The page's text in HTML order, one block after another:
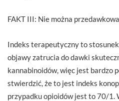
FAKT III: Nie można
Indeks terapeutyczny to
objawy zatrucia do dawki
kannabinoidów, więc jest bardzo
stwierdzić, że to jest indeks
przypadku opioidów jest to 70/1.